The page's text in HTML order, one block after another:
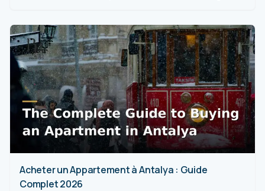
Acheter un Appartement à Antalya : Guide
Complet 2026